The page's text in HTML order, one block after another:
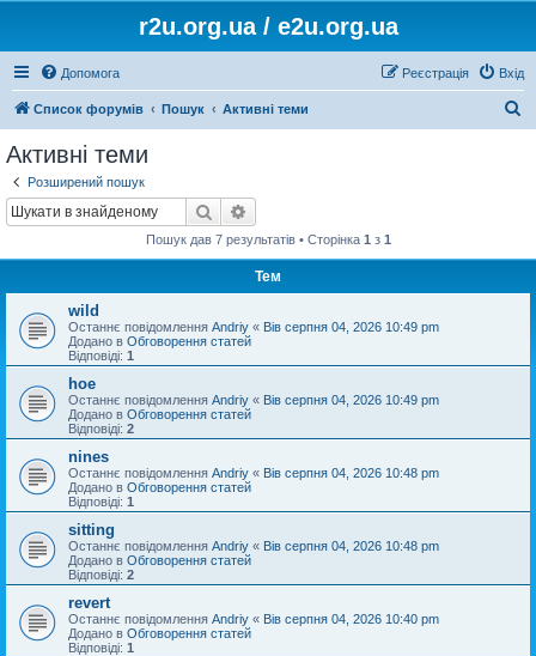
r2u.org.ua / e2u.org.ua
Допомога Вхід
Реєстрація
Список форумів Пошук Активні теми
Активні теми
Розширений пошук
Пошук
Пошук дав 7 результатів • Сторінка 1 з 1
Тем
wild
Останнє повідомлення Andriy « Вів серпня 04, 2026 10:49 pm
Додано в Обговорення статей
Відповіді: 1
hoe
Останнє повідомлення Andriy « Вів серпня 04, 2026 10:49 pm
Додано в Обговорення статей
Відповіді: 2
nines
Останнє повідомлення Andriy « Вів серпня 04, 2026 10:48 pm
Додано в Обговорення статей
Відповіді: 1
sitting
Останнє повідомлення Andriy « Вів серпня 04, 2026 10:48 pm
Додано в Обговорення статей
Відповіді: 2
revert
Останнє повідомлення Andriy « Вів серпня 04, 2026 10:40 pm
Додано в Обговорення статей
Відповіді: 1